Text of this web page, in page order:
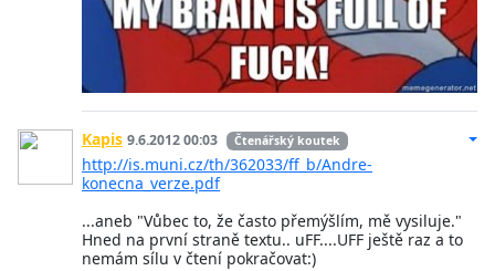
Kapis 9.6.2012 00:03 Čtenářský koutek
http://is.muni.cz/th/362033/ff_b/Andre-
konecna_verze.pdf
...aneb "Vůbec to, že často přemýšlím, mě vysiluje."
Hned na první straně textu.. uFF....UFF ještě raz a to
nemám sílu v čtení pokračovat:)